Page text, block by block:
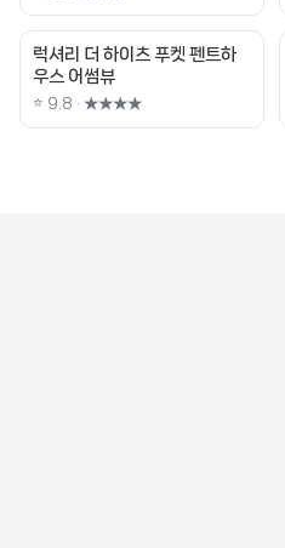
럭셔리 더 하이츠 푸켓 펜트하
우스 어썸뷰
⭐ 9.8 · ★★★★